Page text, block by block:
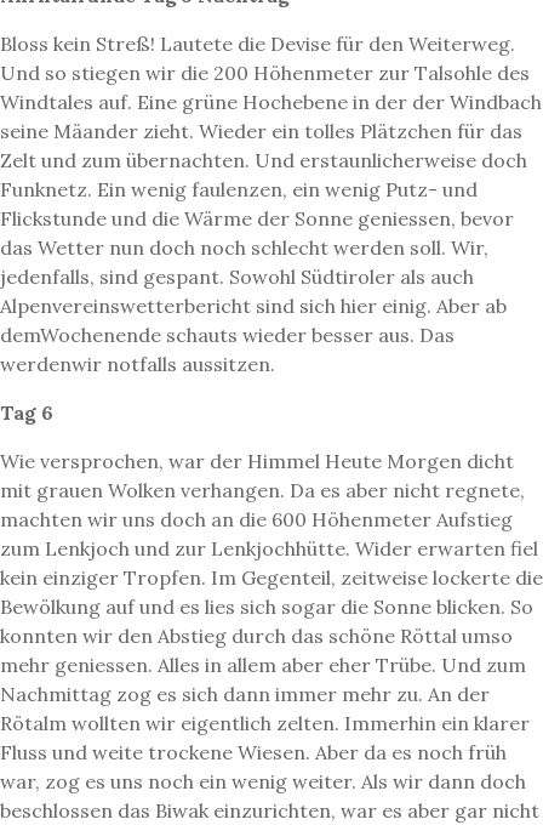
Bloss kein Streß! Lautete die Devise für den Weiterweg.
Und so stiegen wir die 200 Höhenmeter zur Talsohle des
Windtales auf. Eine grüne Hochebene in der der Windbach
seine Mäander zieht. Wieder ein tolles Plätzchen für das
Zelt und zum übernachten. Und erstaunlicherweise doch
Funknetz. Ein wenig faulenzen, ein wenig Putz- und
Flickstunde und die Wärme der Sonne geniessen, bevor
das Wetter nun doch noch schlecht werden soll. Wir,
jedenfalls, sind gespant. Sowohl Südtiroler als auch
Alpenvereinswetterbericht sind sich hier einig. Aber ab
demWochenende schauts wieder besser aus. Das
werdenwir notfalls aussitzen.
Tag 6
Wie versprochen, war der Himmel Heute Morgen dicht
mit grauen Wolken verhangen. Da es aber nicht regnete,
machten wir uns doch an die 600 Höhenmeter Aufstieg
zum Lenkjoch und zur Lenkjochhütte. Wider erwarten fiel
kein einziger Tropfen. Im Gegenteil, zeitweise lockerte die
Bewölkung auf und es lies sich sogar die Sonne blicken. So
konnten wir den Abstieg durch das schöne Röttal umso
mehr geniessen. Alles in allem aber eher Trübe. Und zum
Nachmittag zog es sich dann immer mehr zu. An der
Rötalm wollten wir eigentlich zelten. Immerhin ein klarer
Fluss und weite trockene Wiesen. Aber da es noch früh
war, zog es uns noch ein wenig weiter. Als wir dann doch
beschlossen das Biwak einzurichten, war es aber gar nicht